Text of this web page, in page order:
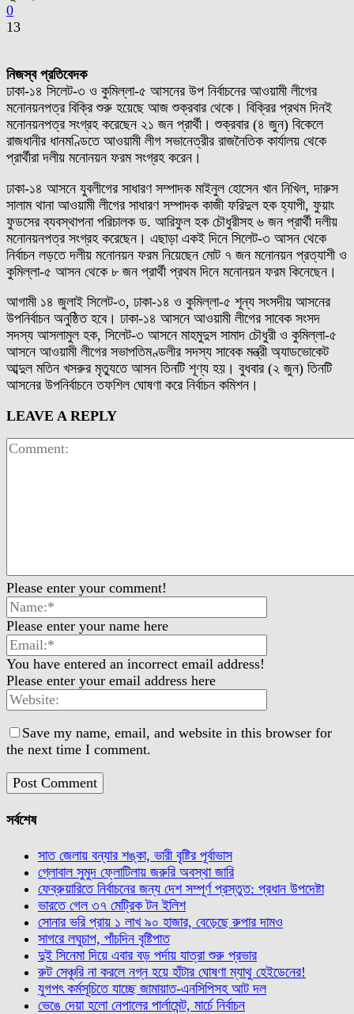
0
13
নিজস্ব প্রতিবেদক
ঢাকা-১৪ সিলেট-৩ ও কুমিল্লা-৫ আসনের উপ নির্বাচনের আওয়ামী লীগের
মনোনয়নপত্র বিক্রি শুরু হয়েছে আজ শুক্রবার থেকে। বিক্রির প্রথম দিনই
মনোনয়নপত্র সংগ্রহ করেছেন ২১ জন প্রার্থী। শুক্রবার (৪ জুন) বিকেলে
রাজধানীর ধানমণ্ডিতে আওয়ামী লীগ সভানেত্রীর রাজনৈতিক কার্যালয় থেকে
প্রার্থীরা দলীয় মনোনয়ন ফরম সংগ্রহ করেন।
ঢাকা-১৪ আসনে যুবলীগের সাধারণ সম্পাদক মাইনুল হোসেন খান নিখিল, দারুস
সালাম থানা আওয়ামী লীগের সাধারণ সম্পাদক কাজী ফরিদুল হক হ্যাপী, ফুয়াং
ফুডসের ব্যবস্থাপনা পরিচালক ড. আরিফুল হক চৌধুরীসহ ৬ জন প্রার্থী দলীয়
মনোনয়নপত্র সংগ্রহ করেছেন। এছাড়া একই দিনে সিলেট-৩ আসন থেকে
নির্বাচন লড়তে দলীয় মনোনয়ন ফরম নিয়েছেন মোট ৭ জন মনোনয়ন প্রত্যাশী ও
কুমিল্লা-৫ আসন থেকে ৮ জন প্রার্থী প্রথম দিনে মনোনয়ন ফরম কিনেছেন।
আগামী ১৪ জুলাই সিলেট-৩, ঢাকা-১৪ ও কুমিল্লা-৫ শূন্য সংসদীয় আসনের
উপনির্বাচন অনুষ্ঠিত হবে। ঢাকা-১৪ আসনে আওয়ামী লীগের সাবেক সংসদ
সদস্য আসলামুল হক, সিলেট-৩ আসনে মাহমুদুস সামাদ চৌধুরী ও কুমিল্লা-৫
আসনে আওয়ামী লীগের সভাপতিমণ্ডলীর সদস্য সাবেক মন্ত্রী অ্যাডভোকেট
আব্দুল মতিন খসরুর মৃত্যুতে আসন তিনটি শূণ্য হয়। বুধবার (২ জুন) তিনটি
আসনের উপনির্বাচনে তফশিল ঘোষণা করে নির্বাচন কমিশন।
LEAVE A REPLY
Please enter your comment!
Please enter your name here
You have entered an incorrect email address!
Please enter your email address here
Save my name, email, and website in this browser for
the next time I comment.
সর্বশেষ
সাত জেলায় বন্যার শঙ্কা, ভারী বৃষ্টির পূর্বাভাস
গ্লোবাল সুমুদ ফ্লোটিলায় জরুরি অবস্থা জারি
ফেব্রুয়ারিতে নির্বাচনের জন্য দেশ সম্পূর্ণ প্রস্তুত: প্রধান উপদেষ্টা
ভারতে গেল ৩৭ মেট্রিক টন ইলিশ
সোনার ভরি প্রায় ১ লাখ ৯০ হাজার, বেড়েছে রুপার দামও
সাগরে লঘুচাপ, পাঁচদিন বৃষ্টিপাত
দুই সিনেমা দিয়ে এবার বড় পর্দায় যাত্রা শুরু প্রভার
রুট সেঞ্চুরি না করলে নগ্ন হয়ে হাঁটার ঘোষণা ম্যাথু হেইডেনের!
যুগপৎ কর্মসূচিতে যাচ্ছে জামায়াত-এনসিপিসহ আট দল
ভেঙে দেয়া হলো নেপালের পার্লামেন্ট, মার্চে নির্বাচন